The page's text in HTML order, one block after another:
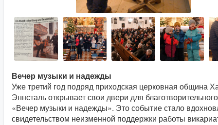
Вечер музыки и надежды
Уже третий год подряд приходская церковная община
Эннсталь открывает свои двери для
«Вечер музыки и надежды». Это событие стало
свидетельством неизменной поддержки работы